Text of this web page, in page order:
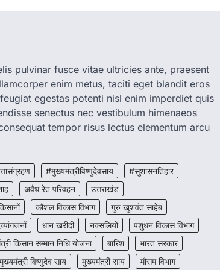
pulvinar fusce vitae ultricies ante, praesent
enim metus, taciti eget blandit eros
egestas potenti nisl enim imperdiet quis
senectus nec vestibulum himenaeos
tempor risus lectus elementum arcu
#मुख्यमंत्रीविष्णुदेवसाय
#सुशासनतिहार
अवैध रेत परिवहन
उत्तराखंड
कौशल विकास विभाग
गुरु खुशवंत साहेब
धान खरीदी नक्सलियों
पशुधन विकास विभाग
किसान सम्मान निधि योजना बारिश
भारत सरकार
मुख्यमंत्री विष्णुदेव साय मुख्यमंत्री साय मौसम विभाग